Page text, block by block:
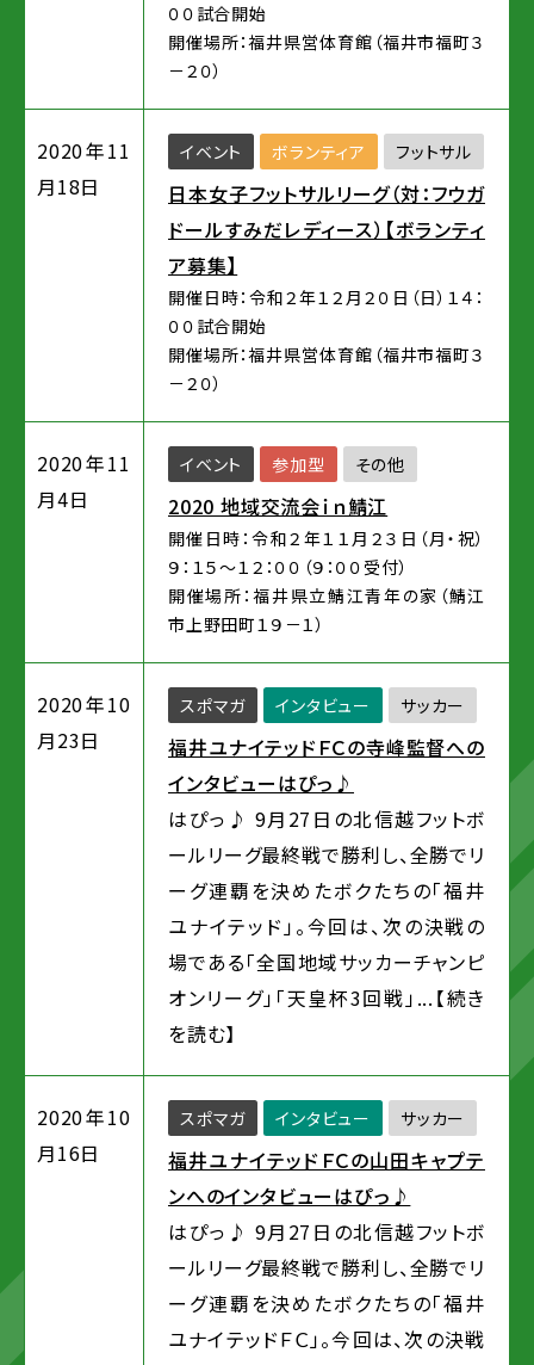
００試合開始
開催場所：福井県営体育館（福井市福町３
－２０）
2020年11
月18日
イベント ボランティア フットサル
日本女子フットサルリーグ（対：フウガ
ドールすみだレディース）【ボランティ
ア募集】
開催日時：令和２年１２月２０日（日）１４：
００試合開始
開催場所：福井県営体育館（福井市福町３
－２０）
2020年11
月4日
イベント 参加型 その他
2020 地域交流会ｉｎ鯖江
開催日時：令和２年１１月２３日（月・祝）
９：１５～１２：００（９：００受付）
開催場所：福井県立鯖江青年の家（鯖江
市上野田町１９－１）
2020年10
月23日
スポマガ インタビュー サッカー
福井ユナイテッドＦＣの寺峰監督への
インタビューはぴっ♪
はぴっ♪ 9月27日の北信越フットボ
ールリーグ最終戦で勝利し、全勝でリ
ーグ連覇を決めたボクたちの「福井
ユナイテッド」。今回は、次の決戦の
場である「全国地域サッカーチャンピ
オンリーグ」「天皇杯3回戦」... 【続き
を読む】
2020年10
月16日
スポマガ インタビュー サッカー
福井ユナイテッドＦＣの山田キャプテ
ンへのインタビューはぴっ♪
はぴっ♪ 9月27日の北信越フットボ
ールリーグ最終戦で勝利し、全勝でリ
ーグ連覇を決めたボクたちの「福井
ユナイテッドＦＣ」。今回は、次の決戦